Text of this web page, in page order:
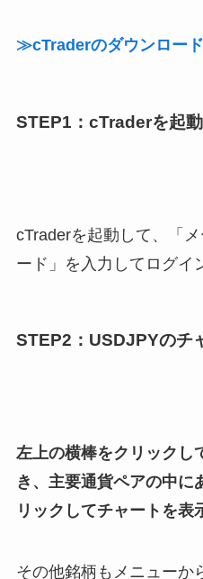
≫cTraderのダウンロー
STEP1：cTraderを起
cTraderを起動して、「
ード」を入力してログイ
STEP2：USDJPYのチ
左上の横棒をクリックし
き、主要通貨ペアの中に
リックしてチャートを表
その他銘柄もメニューか